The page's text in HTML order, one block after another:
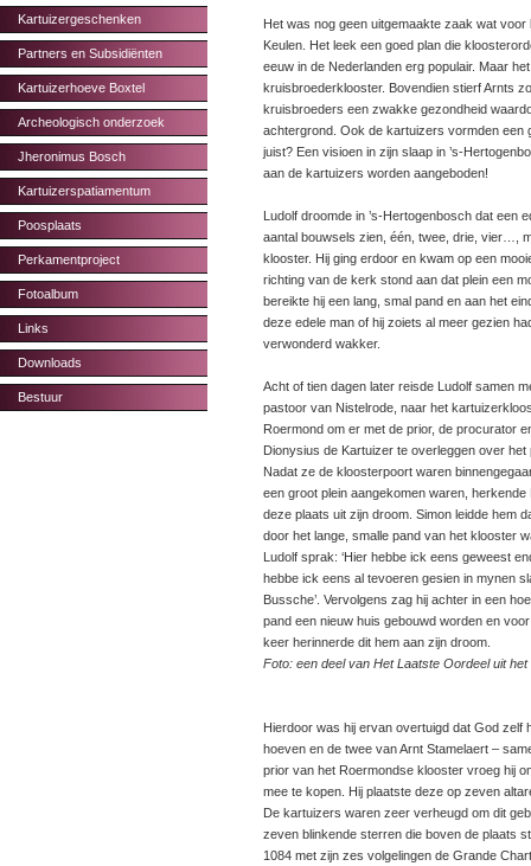
Kartuizergeschenken
Partners en Subsidiënten
Kartuizerhoeve Boxtel
Archeologisch onderzoek
Jheronimus Bosch
Kartuizerspatiamentum
Poosplaats
Perkamentproject
Fotoalbum
Links
Downloads
Bestuur
Het was nog geen uitgemaakte zaak wat
Keulen. Het leek een goed plan die
eeuw in de Nederlanden erg populair. Maar
kruisbroederklooster. Bovendien stierf Arnts
kruisbroeders een zwakke gezondheid
achtergrond. Ook de kartuizers vormden een
juist? Een visioen in zijn slaap in ’s-
aan de kartuizers worden aangeboden!
Ludolf droomde in ’s-Hertogenbosch dat een
aantal bouwsels zien, één, twee, drie, vier…,
klooster. Hij ging erdoor en kwam op een
richting van de kerk stond aan dat plein een
bereikte hij een lang, smal pand en aan het
deze edele man of hij zoiets al meer gezien
verwonderd wakker.
Acht of tien dagen later reisde Ludolf samen
pastoor van Nistelrode, naar het
Roermond om er met de prior, de procurator
Dionysius de Kartuizer te overleggen over het
Nadat ze de kloosterpoort waren
een groot plein aangekomen waren, herkende
deze plaats uit zijn droom. Simon leidde hem
door het lange, smalle pand van het klooster
Ludolf sprak: ‘Hier hebbe ick eens geweest
hebbe ick eens al tevoeren gesien in mynen
Bussche’. Vervolgens zag hij achter in een
pand een nieuw huis gebouwd worden en
keer herinnerde dit hem aan zijn droom.
Foto: een deel van Het Laatste Oordeel uit het
Hierdoor was hij ervan overtuigd dat God zelf
hoeven en de twee van Arnt Stamelaert –
prior van het Roermondse klooster vroeg hij
mee te kopen. Hij plaatste deze op zeven
De kartuizers waren zeer verheugd om dit
zeven blinkende sterren die boven de plaats
1084 met zijn zes volgelingen de Grande